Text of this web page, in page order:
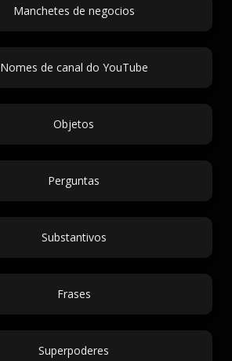
Manchetes de negocios
Nomes de canal do YouTube
Objetos
Perguntas
Substantivos
Frases
Superpoderes